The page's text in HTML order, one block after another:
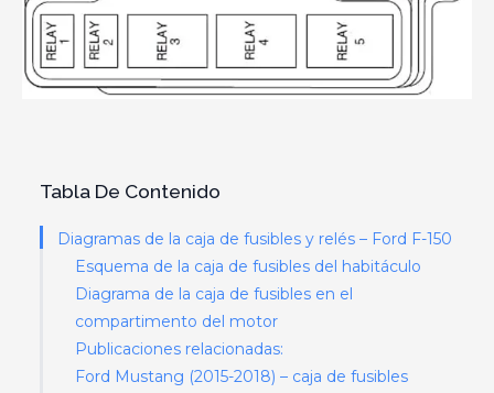
Tabla De Contenido
Diagramas de la caja de fusibles y relés – Ford F-150
Esquema de la caja de fusibles del habitáculo
Diagrama de la caja de fusibles en el
compartimento del motor
Publicaciones relacionadas:
Ford Mustang (2015-2018) – caja de fusibles